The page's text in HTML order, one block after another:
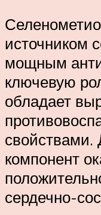
источником
мощным
ключевую
обладает
свойствами.
компонент
сердечно-